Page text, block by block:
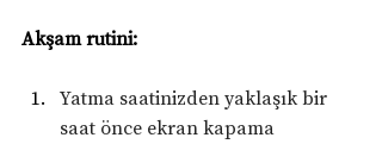
Akşam rutini:
Yatma saatinizden yaklaşık bir
saat önce ekran kapama